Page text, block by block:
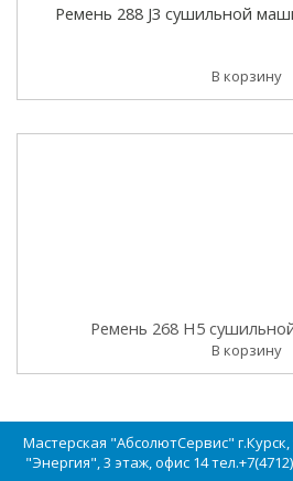
Ремень 288 J3 сушильной
В корзину
Ремень 268 H5
В корзину
Мастерская "АбсолютСервис"
"Энергия", 3 этаж, офис 14